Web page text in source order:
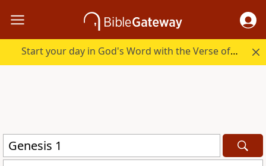
Start your day in God's Word with the Verse of the Day.